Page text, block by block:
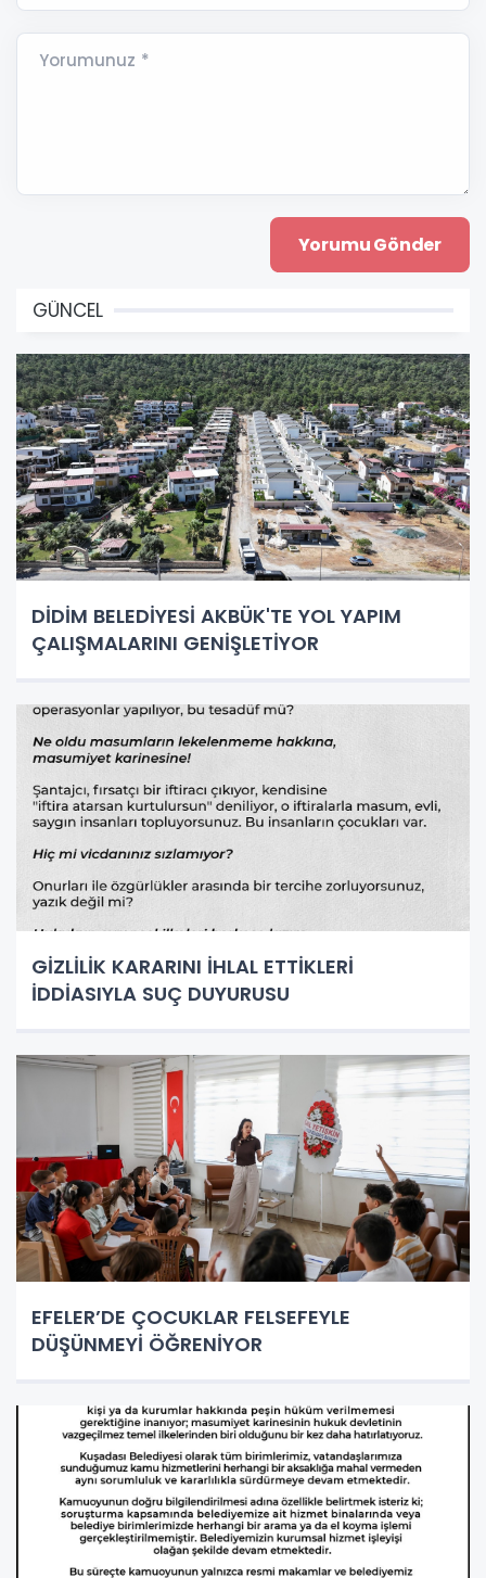
Yorumunuz *
GÜNCEL
DİDİM BELEDİYESİ AKBÜK'TE YOL YAPIM
ÇALIŞMALARINI GENİŞLETİYOR
GİZLİLİK KARARINI İHLAL ETTİKLERİ
İDDİASIYLA SUÇ DUYURUSU
EFELER’DE ÇOCUKLAR FELSEFEYLE
DÜŞÜNMEYİ ÖĞRENİYOR